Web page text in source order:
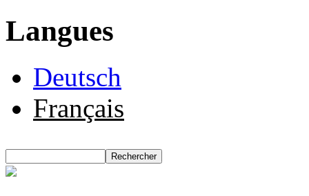
Langues
Deutsch
Français
Formulaire de recherche